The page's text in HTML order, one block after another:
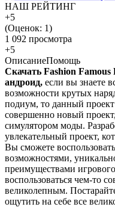
НАШ РЕЙТИНГ
+5
(Оценок: 1)
1 092 просмотра
+5
ОписаниеПомощь
Скачать Fashion Famous
андроид, если вы знаете
возможности крутых
подиум, то данный
совершенно новый
симулятором моды.
увлекательный проект,
Вы сможете
возможностями,
преимуществами
воспользоваться чем-то
великолепным.
ощутить на себе все